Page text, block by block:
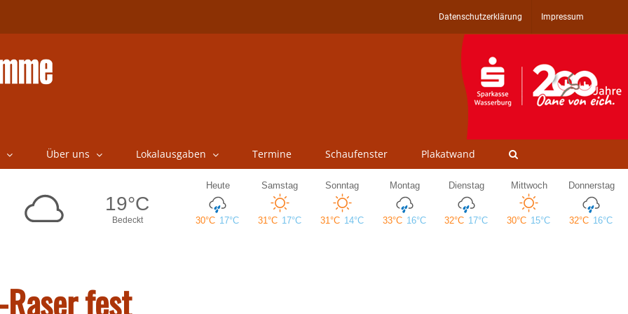
Datenschutzerklärung Impressum
Über uns Lokalausgaben Termine Schaufenster Plakatwand
fest